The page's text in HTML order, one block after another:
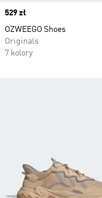
Price
529 zł
OZWEEGO Shoes
Originals
7 kolory